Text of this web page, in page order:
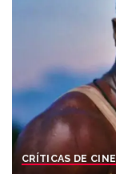
CRÍTICAS DE CINE